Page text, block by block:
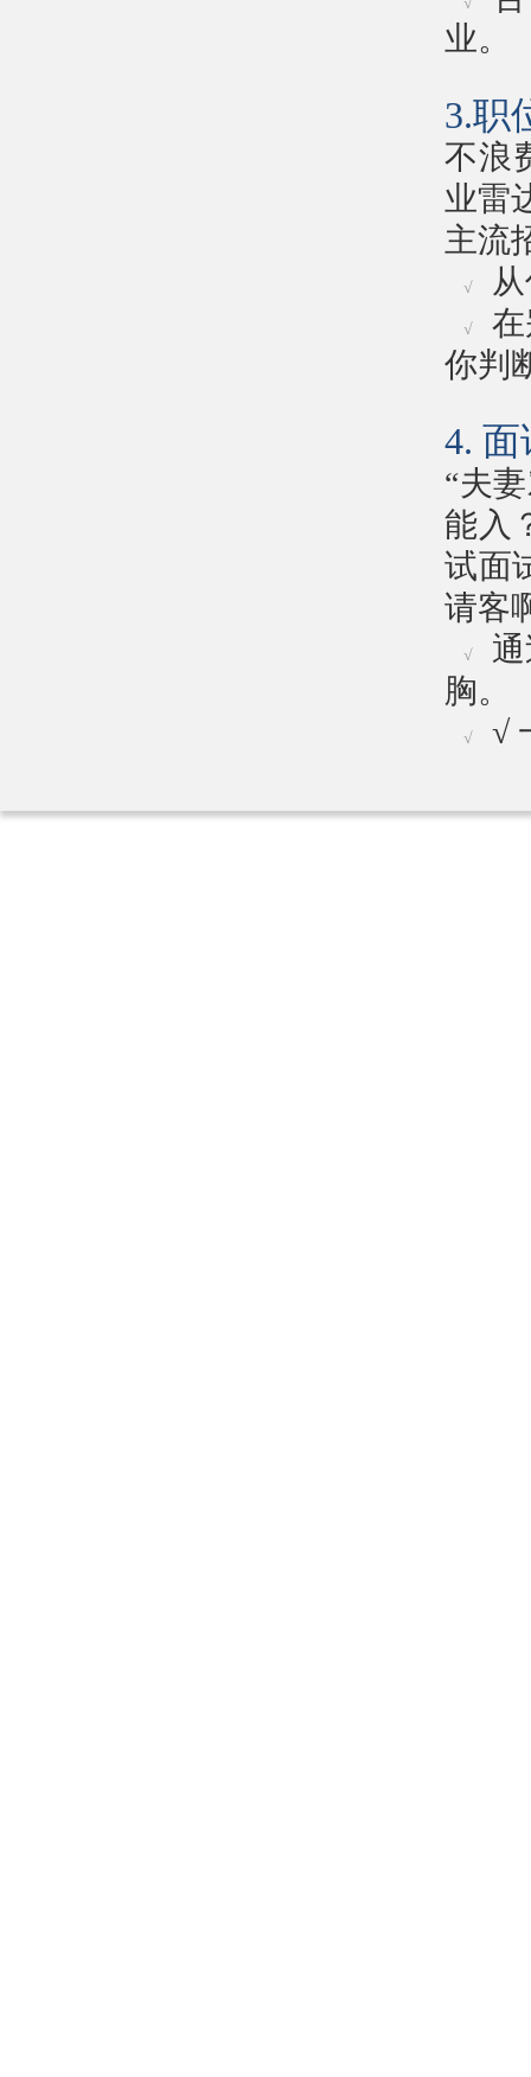
业。
3.职
不浪
业雷
主流
√
√
你判
4.
“夫
能入
试面
请客
√
胸。
√ √